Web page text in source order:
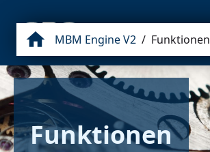
MBM Engine V2 / Funktionen
Funktionen